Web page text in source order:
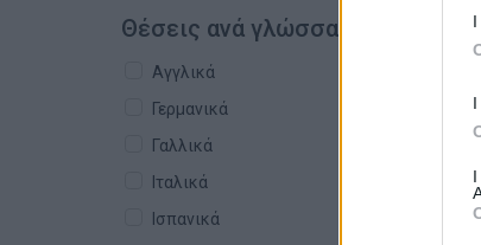
Θέσεις ανά γλώσσα
Αγγλικά
Γερμανικά
Γαλλικά
Ιταλικά
Ισπανικά